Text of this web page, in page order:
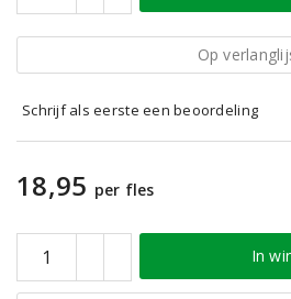
Op
Schrijf als eerste een beoordeling
18,95 per fles
In